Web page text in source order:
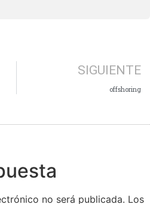
SIGUIENTE
offshoring
no será publicada. Los